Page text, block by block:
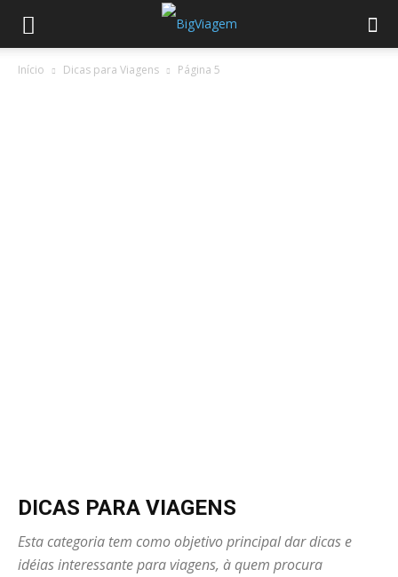
Início Dicas para Viagens Página 5
DICAS PARA VIAGENS
Esta categoria tem como objetivo principal dar dicas e
idéias interessante para viagens, à quem procura